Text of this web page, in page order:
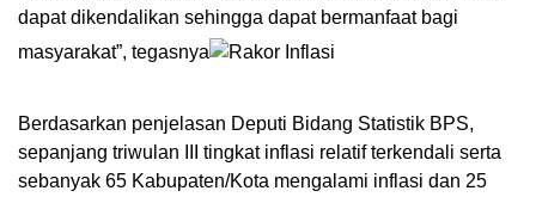
dapat dikendalikan sehingga dapat bermanfaat bagi
masyarakat”, tegasnya
Berdasarkan penjelasan Deputi Bidang Statistik BPS,
sepanjang triwulan III tingkat inflasi relatif terkendali serta
sebanyak 65 Kabupaten/Kota mengalami inflasi dan 25